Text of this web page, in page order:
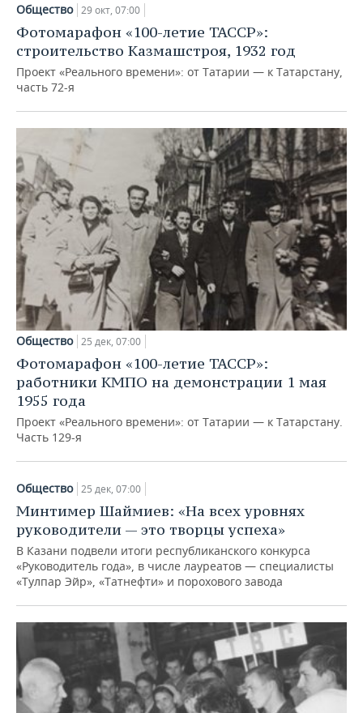
Общество 29 окт, 07:00
Фотомарафон «100-летие ТАССР»:
строительство Казмашстроя, 1932 год
Проект «Реального времени»: от Татарии — к Татарстану,
часть 72-я
Общество 25 дек, 07:00
Фотомарафон «100-летие ТАССР»:
работники КМПО на демонстрации 1 мая
1955 года
Проект «Реального времени»: от Татарии — к Татарстану.
Часть 129-я
Общество 25 дек, 07:00
Минтимер Шаймиев: «На всех уровнях
руководители — это творцы успеха»
В Казани подвели итоги республиканского конкурса
«Руководитель года», в числе лауреатов — специалисты
«Тулпар Эйр», «Татнефти» и порохового завода